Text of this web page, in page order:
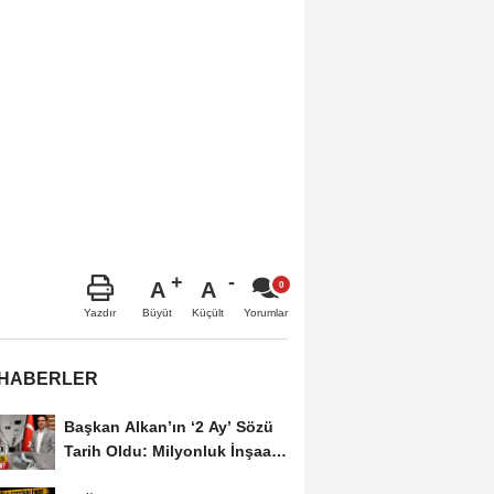
Yazdır
A
Büyüt
A
Küçült Yorumlar
Başkan Alkan’ın ‘2 Ay’ Sözü
Tarih Oldu: Milyonluk İnşaat